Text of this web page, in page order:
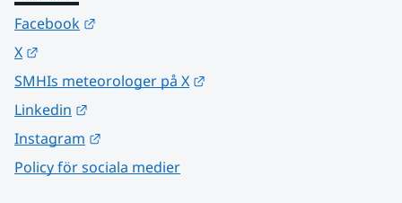
Facebook
X
SMHIs meteorologer på X
Linkedin
Instagram
Policy för sociala medier